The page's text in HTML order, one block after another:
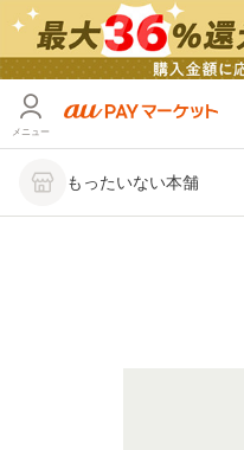
メニュー
もったいない本舗